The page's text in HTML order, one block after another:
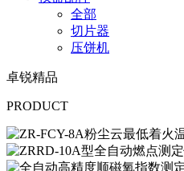
全部
切片器
压饼机
卓锐精品
PRODUCT